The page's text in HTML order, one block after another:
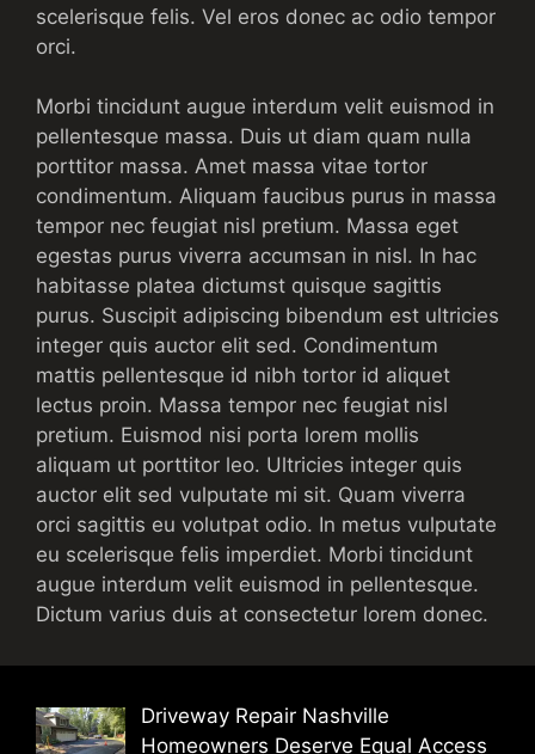
scelerisque felis. Vel eros donec ac odio tempor
orci.
Morbi tincidunt augue interdum velit euismod in
pellentesque massa. Duis ut diam quam nulla
porttitor massa. Amet massa vitae tortor
condimentum. Aliquam faucibus purus in massa
tempor nec feugiat nisl pretium. Massa eget
egestas purus viverra accumsan in nisl. In hac
habitasse platea dictumst quisque sagittis
purus. Suscipit adipiscing bibendum est ultricies
integer quis auctor elit sed. Condimentum
mattis pellentesque id nibh tortor id aliquet
lectus proin. Massa tempor nec feugiat nisl
pretium. Euismod nisi porta lorem mollis
aliquam ut porttitor leo. Ultricies integer quis
auctor elit sed vulputate mi sit. Quam viverra
orci sagittis eu volutpat odio. In metus vulputate
eu scelerisque felis imperdiet. Morbi tincidunt
augue interdum velit euismod in pellentesque.
Dictum varius duis at consectetur lorem donec.
Driveway Repair Nashville
Homeowners Deserve Equal Access